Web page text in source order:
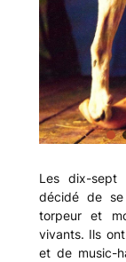
Les dix-sept
décidé de
torpeur et
vivants. Ils
et de music-